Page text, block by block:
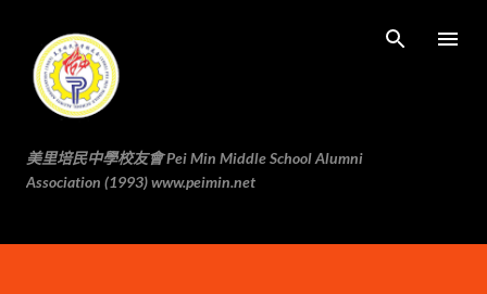
美里培民中學校友會 Pei Min Middle School Alumni
Association (1993) www.peimin.net